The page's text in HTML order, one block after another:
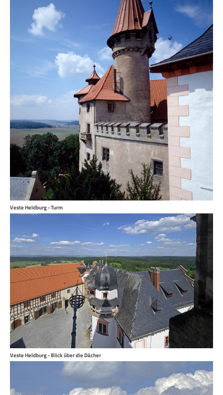
Veste Heldburg - Turm
Veste Heldburg - Blick über die Dächer